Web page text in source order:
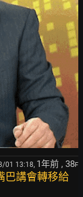
01 13:18, 1年前 , 38F
巴講會轉移給